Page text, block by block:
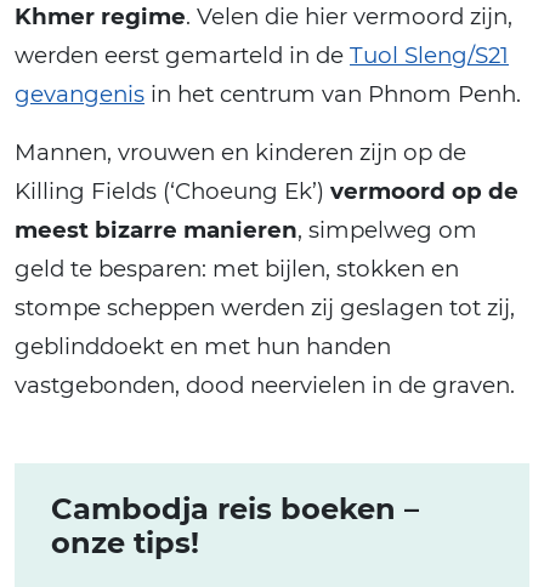
Khmer regime. Velen die hier vermoord zijn,
werden eerst gemarteld in de Tuol Sleng/S21
gevangenis in het centrum van Phnom Penh.
Mannen, vrouwen en kinderen zijn op de
Killing Fields (‘Choeung Ek’) vermoord op de
meest bizarre manieren, simpelweg om
geld te besparen: met bijlen, stokken en
stompe scheppen werden zij geslagen tot zij,
geblinddoekt en met hun handen
vastgebonden, dood neervielen in de graven.
Cambodja reis boeken –
onze tips!